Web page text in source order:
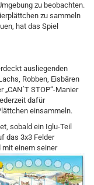
zu beobachten.
zu sammeln
hat das Spiel
ausliegenden
Robben, Eisbären
STOP“-Manier
dafür
einsammeln.
sobald ein Iglu-Teil
das 3x3 Felder
mit einem seiner